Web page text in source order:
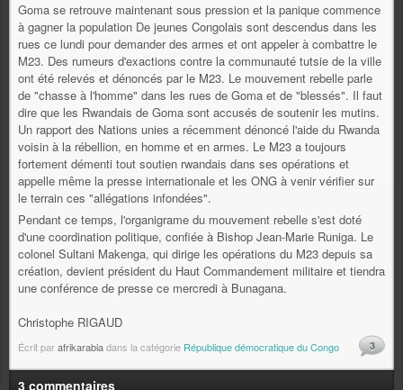
Goma se retrouve maintenant sous pression et la panique commence
à gagner la population De jeunes Congolais sont descendus dans les
rues ce lundi pour demander des armes et ont appeler à combattre le
M23. Des rumeurs d'exactions contre la communauté tutsie de la ville
ont été relevés et dénoncés par le M23. Le mouvement rebelle parle
de "chasse à l'homme" dans les rues de Goma et de "blessés". Il faut
dire que les Rwandais de Goma sont accusés de soutenir les mutins.
Un rapport des Nations unies a récemment dénoncé l'aide du Rwanda
voisin à la rébellion, en homme et en armes. Le M23 a toujours
fortement démenti tout soutien rwandais dans ses opérations et
appelle même la presse internationale et les ONG à venir vérifier sur
le terrain ces "allégations infondées".
Pendant ce temps, l'organigrame du mouvement rebelle s'est doté
d'une coordination politique, confiée à Bishop Jean-Marie Runiga. Le
colonel Sultani Makenga, qui dirige les opérations du M23 depuis sa
création, devient président du Haut Commandement militaire et tiendra
une conférence de presse ce mercredi à Bunagana.
Christophe RIGAUD
Écrit parafrikarabiadans la catégorie République démocratique du Congo 3
3 commentaires